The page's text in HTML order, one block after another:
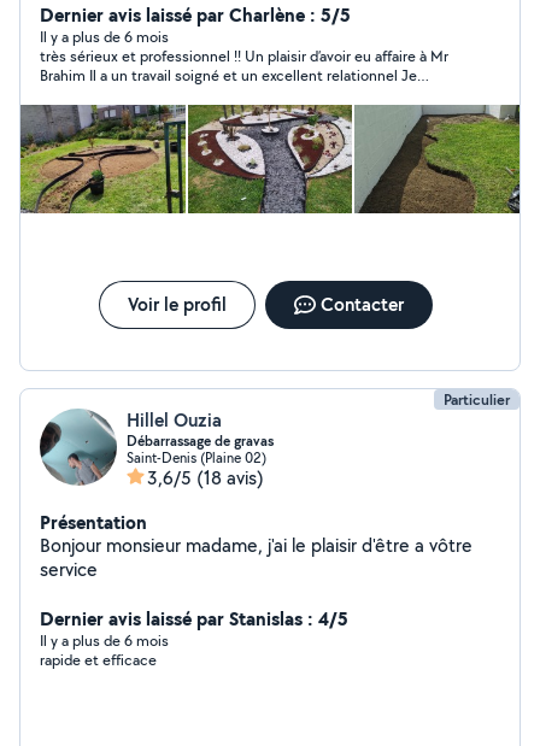
Dernier avis laissé par Charlène : 5/5
Il y a plus de 6 mois
très sérieux et professionnel !! Un plaisir d’avoir eu affaire à Mr
Brahim Il a un travail soigné et un excellent relationnel Je
concerne mon jardin
Voir le profil Contacter
Particulier
Hillel Ouzia
Débarrassage de gravas
Saint-Denis (Plaine 02)
3,6/5 (18 avis)
Présentation
Bonjour monsieur madame, j'ai le plaisir d'être a vôtre
service
Dernier avis laissé par Stanislas : 4/5
Il y a plus de 6 mois
rapide et efficace